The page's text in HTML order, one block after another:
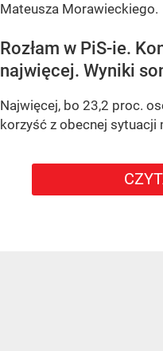
Mateusza Morawieckiego.
Rozłam w PiS-ie.
najwięcej. Wyniki
Najwięcej, bo 23,2 proc.
korzyść z obecnej sytuacji